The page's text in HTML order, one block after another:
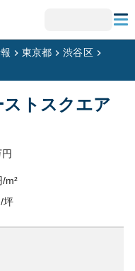
東京都
渋谷区
トスクエア
m²
坪